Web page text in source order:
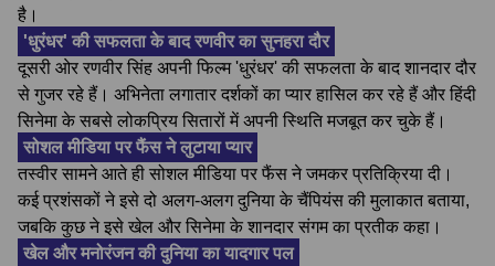
है।
'धुरंधर' की सफलता के बाद रणवीर का सुनहरा दौर
दूसरी ओर रणवीर सिंह अपनी फिल्म 'धुरंधर' की सफलता के बाद शानदार दौर
से गुजर रहे हैं। अभिनेता लगातार दर्शकों का प्यार हासिल कर रहे हैं और हिंदी
सिनेमा के सबसे लोकप्रिय सितारों में अपनी स्थिति मजबूत कर चुके हैं।
सोशल मीडिया पर फैंस ने लुटाया प्यार
तस्वीर सामने आते ही सोशल मीडिया पर फैंस ने जमकर प्रतिक्रिया दी।
कई प्रशंसकों ने इसे दो अलग-अलग दुनिया के चैंपियंस की मुलाकात बताया,
जबकि कुछ ने इसे खेल और सिनेमा के शानदार संगम का प्रतीक कहा।
खेल और मनोरंजन की दुनिया का यादगार पल